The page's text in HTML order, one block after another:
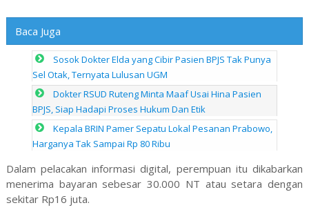
Baca Juga
Sosok Dokter Elda yang Cibir Pasien BPJS Tak Punya
Sel Otak, Ternyata Lulusan UGM
Dokter RSUD Ruteng Minta Maaf Usai Hina Pasien
BPJS, Siap Hadapi Proses Hukum Dan Etik
Kepala BRIN Pamer Sepatu Lokal Pesanan Prabowo,
Harganya Tak Sampai Rp 80 Ribu
Dalam pelacakan informasi digital, perempuan itu dikabarkan
menerima bayaran sebesar 30.000 NT atau setara dengan
sekitar Rp16 juta.